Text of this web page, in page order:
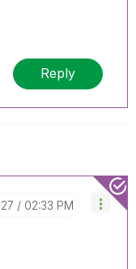
Reply
02:33 PM